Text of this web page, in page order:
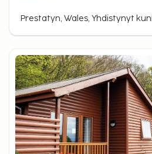
Prestatyn, Wales, Yhdistynyt